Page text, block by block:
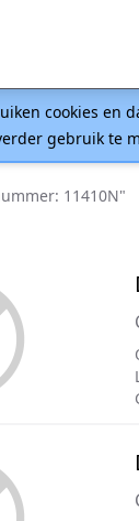
cookies en
gebruik te
11410N"